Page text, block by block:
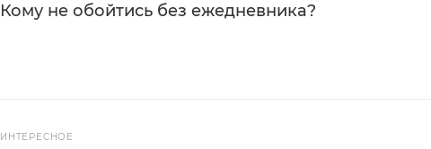
Кому не обойтись без ежедневника?
ИНТЕРЕСНОЕ